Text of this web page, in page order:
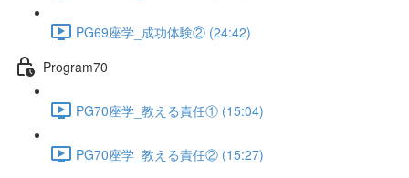
PG69座学_成功体験② (24:42)
Program70
PG70座学_教える責任① (15:04)
PG70座学_教える責任② (15:27)